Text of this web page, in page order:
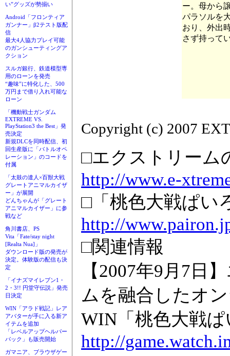
い”グッズが勢揃い
Android「フロンティア
ガンナー」β2テスト版配
信
最大4人協力プレイ可能
のガンシューティングア
クション
スルガ銀行、鉄道模型専
用のローンを発売
“趣味”に特化した、500
万円まで借り入れ可能な
ローン
「機動戦士ガンダム
EXTREME VS.
PlayStation3 the Best」発
売決定
新規DLCを同時配信、初
回生産版に「バトルオペ
レーション」のコードを
付属
「太鼓の達人×百獣大戦
グレートアニマルカイザ
ー」が展開
どんちゃんが「グレート
アニマルカイザー」に参
戦など
角川書店、PS
Vita「Fate/stay night
[Realta Nua]」
ダウンロード版の発売が
決定。体験版の配信も決
定
「イナズマイレブン1・
2・3!! 円堂守伝説」発売
日決定
WIN「アラド戦記」レア
アバターが手に入る新ア
イテムを追加
「レベルアップヘルパー
パック」も販売開始
ガマニア、ブラウザゲー
ー。母から
パラソルを
おり、外出
さず持って
Copyright (c) 2007
□エクストリーム
http://www.e-
□「桃色大戦ぱい
http://
□関連情報
【2007年9月7日
ムを融合したオ
WIN「桃色大戦
http://